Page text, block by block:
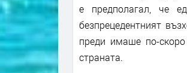
е предполагал, че
безпрецедентният
преди имаше по-
страната.